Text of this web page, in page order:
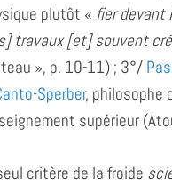
plutôt « fier devant
travaux [et] souvent
», p. 10-11) ; 3°/
Sperber, philosophe
supérieur
critère de la froide